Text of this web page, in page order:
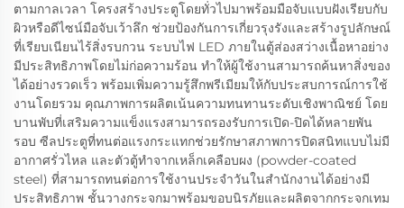
ตามกาลเวลา โครงสร้างประตูโดยทั่วไปมาพร้อมมือจับแบบฝังเรียบกับ
ผิวหรือดีไซน์มือจับเว้าลึก ช่วยป้องกันการเกี่ยวรุงรังและสร้างรูปลักษณ์
ที่เรียบเนียนไร้สิ่งรบกวน ระบบไฟ LED ภายในตู้ส่องสว่างเนื้อหาอย่าง
มีประสิทธิภาพโดยไม่ก่อความร้อน ทำให้ผู้ใช้งานสามารถค้นหาสิ่งของ
ได้อย่างรวดเร็ว พร้อมเพิ่มความรู้สึกพรีเมียมให้กับประสบการณ์การใช้
งานโดยรวม คุณภาพการผลิตเน้นความทนทานระดับเชิงพาณิชย์ โดย
บานพับที่เสริมความแข็งแรงสามารถรองรับการเปิด-ปิดได้หลายพัน
รอบ ซีลประตูที่ทนต่อแรงกระแทกช่วยรักษาสภาพการปิดสนิทแบบไม่มี
อากาศรั่วไหล และตัวตู้ทำจากเหล็กเคลือบผง (powder-coated
steel) ที่สามารถทนต่อการใช้งานประจำวันในสำนักงานได้อย่างมี
ประสิทธิภาพ ชั้นวางกระจกมาพร้อมขอบนิรภัยและผลิตจากกระจกเทม